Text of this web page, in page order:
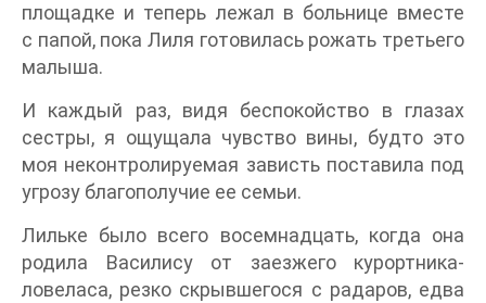
площадке и теперь лежал в больнице вместе
с папой, пока Лиля готовилась рожать третьего
малыша.
И каждый раз, видя беспокойство в глазах
сестры, я ощущала чувство вины, будто это
моя неконтролируемая зависть поставила под
угрозу благополучие ее семьи.
Лильке было всего восемнадцать, когда она
родила Василису от заезжего курортника-
ловеласа, резко скрывшегося с радаров, едва